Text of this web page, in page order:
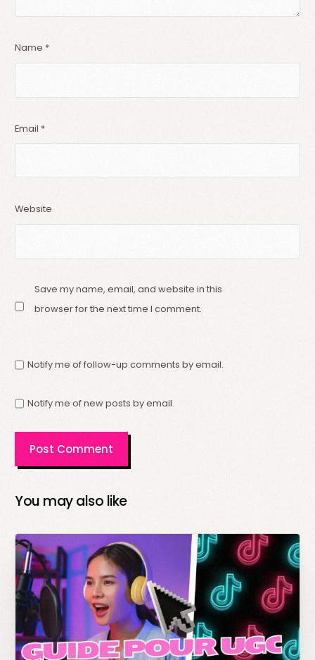
Name *
Email *
Website
Save my name, email, and website in this
browser for the next time I comment.
Notify me of follow-up comments by email.
Notify me of new posts by email.
You may also like